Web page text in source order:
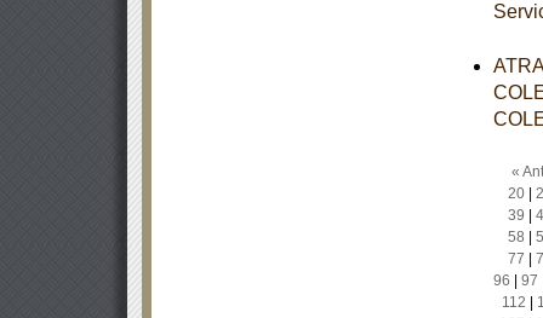
«
20|
39
58
77
96
97
112